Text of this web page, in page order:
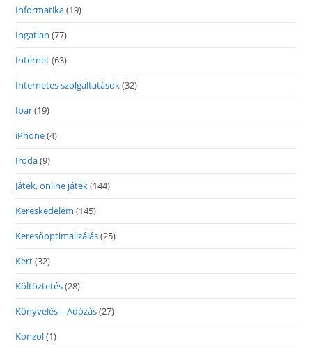
Informatika(19)
Ingatlan (77)
Internet(63)
Internetes szolgáltatások(32)
Ipar(19)
iPhone(4)
Iroda(9)
Játék, online játék(144)
Kereskedelem (145)
Keresőoptimalizálás(25)
Kert(32)
Költöztetés(28)
Könyvelés – Adózás(27)
Konzol(1)